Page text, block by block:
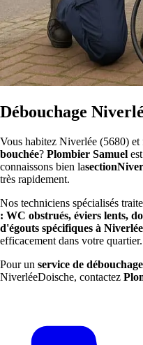
Débouchage
Vous habitez Niverlée (5680) et
bouchée? Plombier Samuel
connaissons bien la
très rapidement.
Nos techniciens spécialisés
: WC obstrués, éviers lents,
d'égouts spécifiques à Niverlée
efficacement dans votre quartier.
Pour un service de
NiverléeDoische, contactez